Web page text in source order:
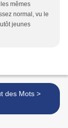
mêmes
normal, vu le
jeunes
Le Goût des Mots >